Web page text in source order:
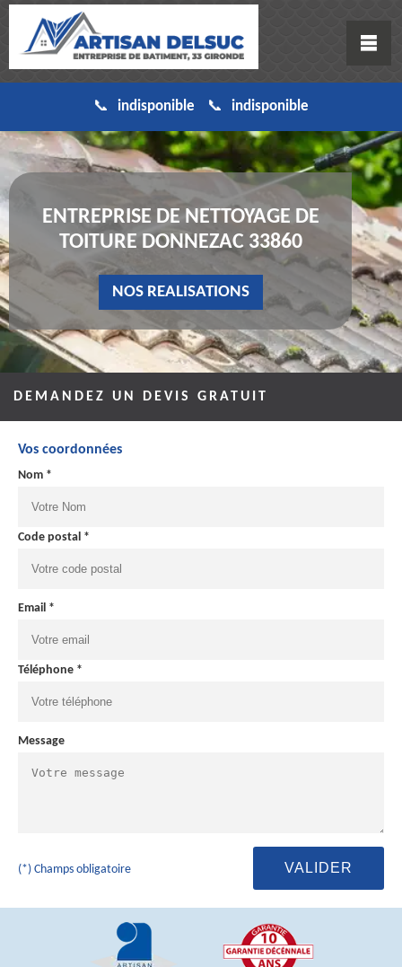
indisponible indisponible
ENTREPRISE DE NETTOYAGE DE
TOITURE DONNEZAC 33860
NOS REALISATIONS
DEMANDEZ UN DEVIS GRATUIT
Vos coordonnées
Nom *
Code postal *
Email *
Téléphone *
Message
(*) Champs obligatoire